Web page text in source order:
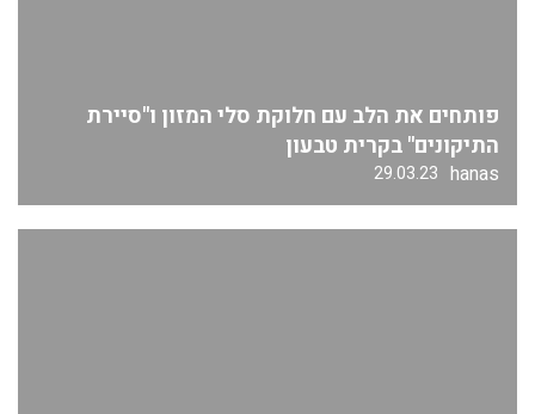
פותחים את הלב עם חלוקת סלי המזון ו"סיירת
התיקונים" בקרית טבעון
hanas
29.03.23